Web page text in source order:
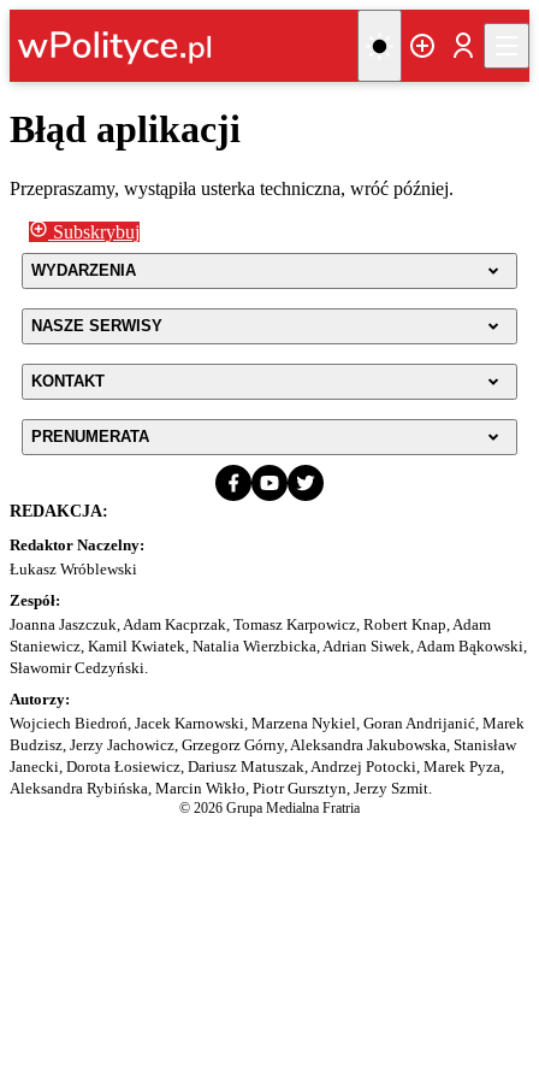
Błąd aplikacji
Przepraszamy, wystąpiła usterka techniczna, wróć później.
Subskrybuj
WYDARZENIA
NASZE SERWISY
KONTAKT
PRENUMERATA
REDAKCJA:
Redaktor Naczelny:
Łukasz Wróblewski
Zespół:
Joanna Jaszczuk, Adam Kacprzak, Tomasz Karpowicz, Robert Knap, Adam
Staniewicz, Kamil Kwiatek, Natalia Wierzbicka, Adrian Siwek, Adam Bąkowski,
Sławomir Cedzyński.
Autorzy:
Wojciech Biedroń, Jacek Karnowski, Marzena Nykiel, Goran Andrijanić, Marek
Budzisz, Jerzy Jachowicz, Grzegorz Górny, Aleksandra Jakubowska, Stanisław
Janecki, Dorota Łosiewicz, Dariusz Matuszak, Andrzej Potocki, Marek Pyza,
Aleksandra Rybińska, Marcin Wikło, Piotr Gursztyn, Jerzy Szmit.
© 2026 Grupa Medialna Fratria